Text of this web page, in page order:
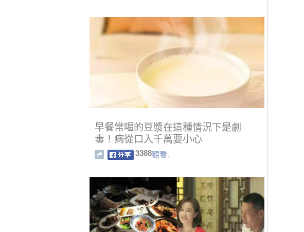
早餐常喝的豆漿在這種情況下是劇
毒！病從口入千萬要小心
3388觀看.